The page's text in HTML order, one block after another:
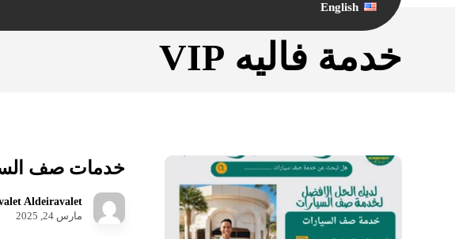
English
خدمة فاليه VIP
خدمات صف
Aldeiravalet
مارس 24, 2025